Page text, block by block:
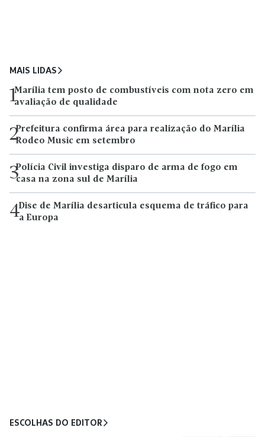
MAIS LIDAS
1Marília tem posto de combustíveis com nota zero em
avaliação de qualidade
2Prefeitura confirma área para realização do Marília
Rodeo Music em setembro
3Polícia Civil investiga disparo de arma de fogo em
casa na zona sul de Marília
4Dise de Marília desarticula esquema de tráfico para
a Europa
ESCOLHAS DO EDITOR